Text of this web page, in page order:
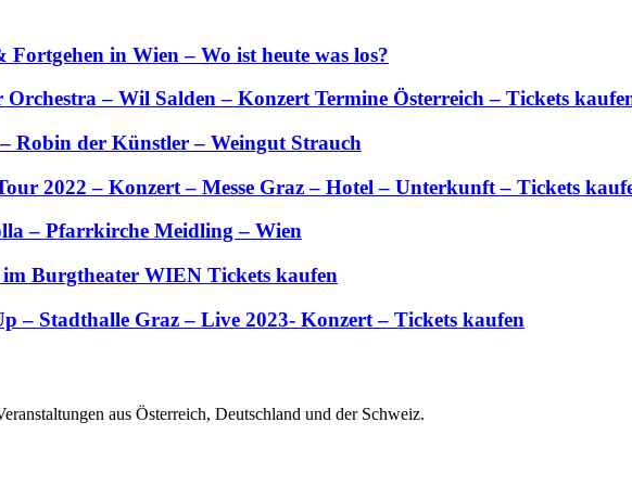
in Wien – Wo ist heute was los?
– Wil Salden – Konzert Termine Österreich – Tickets
Robin der Künstler – Weingut Strauch
2022 – Konzert – Messe Graz – Hotel – Unterkunft – Tickets
– Pfarrkirche Meidling – Wien
Burgtheater WIEN Tickets kaufen
– Stadthalle Graz – Live 2023- Konzert – Tickets kaufen
aus Österreich, Deutschland und der Schweiz.